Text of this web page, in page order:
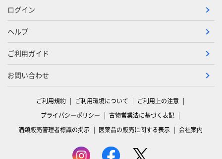
ログイン
ヘルプ
ご利用ガイド
お問い合わせ
ご利用規約 ご利用環境について
ご利用上の注意
プライバシーポリシー
古物営業法に基づく表記
酒類販売管理者標識の掲示
医薬品の販売に関する表示 会社案内